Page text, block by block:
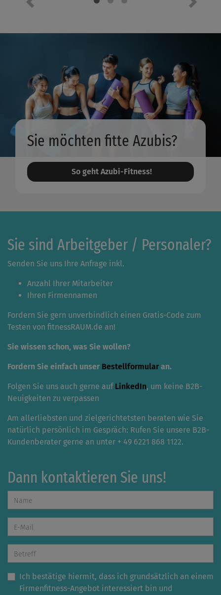
Vorheriges Element
Sie möchten fitte Azubis?
So geht Azubi-Fitness!
Sie sind Arbeitgeber / Personaler?
Senden Sie uns Ihre Anfrage inkl.
Anzahl Ihrer Mitarbeiter
Ihren Firmennamen
Fordern Sie gern unverbindlich einen Gratis-Code zum
Testen von fitnessRAUM.de an!
Sie wissen schon, was Sie wollen?
Fordern Sie einfach unser Bestellformularan.
Folgen Sie uns auch gerne auf LinkedIn, um keine B2B-
Neuigkeiten zu verpassen
Am allerliebsten und zielgerichtetsten beraten wie Sie
natürlich persönlich im Gespräch: Rufen Sie unsere B2B-
Kundenberater gerne an unter + 49 6221 868 1122.
Dann kontaktieren Sie uns!
Ich bestätige hiermit, dass ich grundsätzlich an einem
Firmenfitness-Angebot interessiert bin und